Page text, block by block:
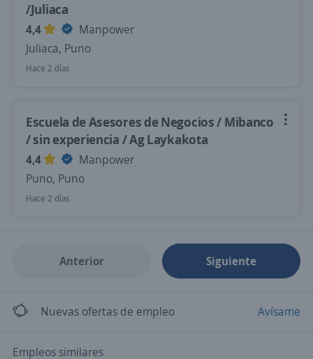
/Juliaca
4,4
Manpower
Juliaca, Puno
Hace 2 días
Escuela de Asesores de Negocios / Mibanco
/ sin experiencia / Ag Laykakota
4,4
Manpower
Puno, Puno
Hace 2 días
Anterior Siguiente
Nuevas ofertas de empleo Avísame
Empleos similares